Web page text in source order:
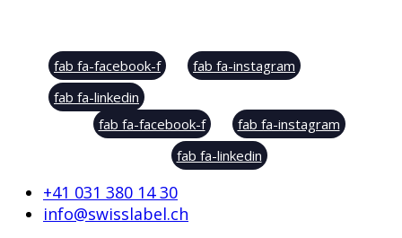
fab fa-facebook-f
fab fa-instagram
fab fa-linkedin
fab fa-facebook-f
fab fa-instagram
fab fa-linkedin
+41 031 380 14 30
info@swisslabel.ch